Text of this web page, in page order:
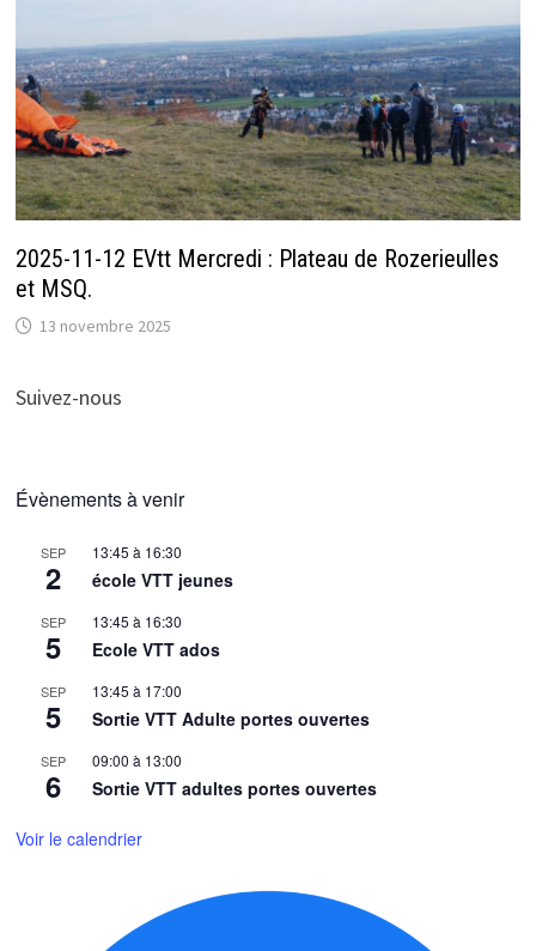
2025-11-12 EVtt Mercredi : Plateau de Rozerieulles
et MSQ.
13 novembre 2025
Suivez-nous
Évènements à venir
SEP
2
13:45 à 16:30
école VTT jeunes
SEP
5
13:45 à 16:30
Ecole VTT ados
SEP
5
13:45 à 17:00
Sortie VTT Adulte portes ouvertes
SEP
6
09:00 à 13:00
Sortie VTT adultes portes ouvertes
Voir le calendrier